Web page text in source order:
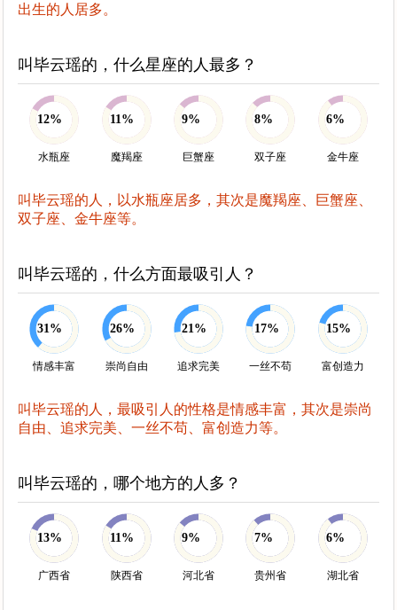
出生的人居多。
叫毕云瑶的，什么星座的人最多？
12%
水瓶座
11%
魔羯座
9%
巨蟹座
8%
双子座
6%
金牛座
叫毕云瑶的人，以水瓶座居多，其次是魔羯座、巨蟹座、
双子座、金牛座等。
叫毕云瑶的，什么方面最吸引人？
31%
情感丰富
26%
崇尚自由
21%
追求完美
17%
一丝不苟
15%
富创造力
叫毕云瑶的人，最吸引人的性格是情感丰富，其次是崇尚
自由、追求完美、一丝不苟、富创造力等。
叫毕云瑶的，哪个地方的人多？
13%
广西省
11%
陕西省
9%
河北省
7%
贵州省
6%
湖北省